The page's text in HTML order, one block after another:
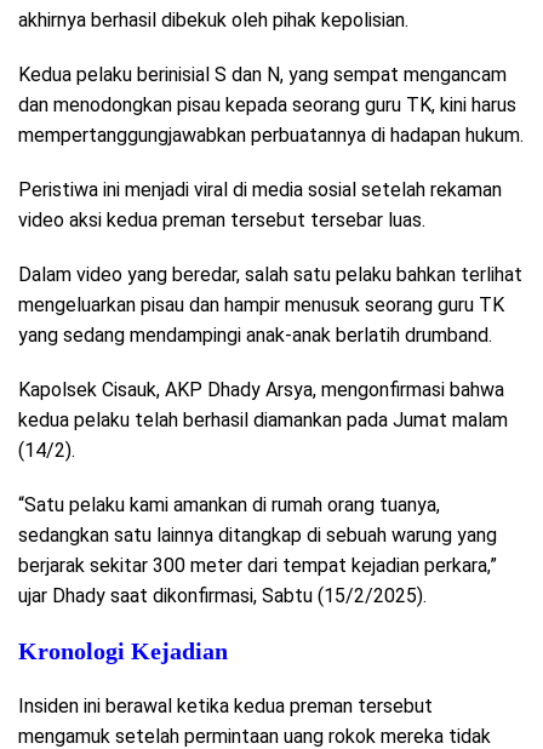
akhirnya berhasil dibekuk oleh pihak kepolisian.
Kedua pelaku berinisial S dan N, yang sempat mengancam
dan menodongkan pisau kepada seorang guru TK, kini harus
mempertanggungjawabkan perbuatannya di hadapan hukum.
Peristiwa ini menjadi viral di media sosial setelah rekaman
video aksi kedua preman tersebut tersebar luas.
Dalam video yang beredar, salah satu pelaku bahkan terlihat
mengeluarkan pisau dan hampir menusuk seorang guru TK
yang sedang mendampingi anak-anak berlatih drumband.
Kapolsek Cisauk, AKP Dhady Arsya, mengonfirmasi bahwa
kedua pelaku telah berhasil diamankan pada Jumat malam
(14/2).
“Satu pelaku kami amankan di rumah orang tuanya,
sedangkan satu lainnya ditangkap di sebuah warung yang
berjarak sekitar 300 meter dari tempat kejadian perkara,”
ujar Dhady saat dikonfirmasi, Sabtu (15/2/2025).
Kronologi Kejadian
Insiden ini berawal ketika kedua preman tersebut
mengamuk setelah permintaan uang rokok mereka tidak